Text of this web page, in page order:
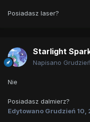
Posiadasz laser?
Starlight
Napisano
Nie
Posiadasz dalmierz?
Edytowano Grudzień 10,